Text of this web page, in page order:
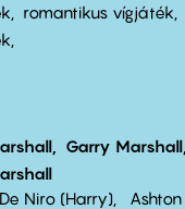
romantikus vígjáték
Garry Marshall
Niro (Harry)